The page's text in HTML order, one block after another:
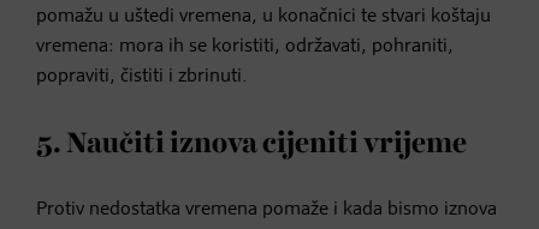
pomažu u uštedi vremena, u konačnici te stvari koštaju
vremena: mora ih se koristiti, održavati, pohraniti,
popraviti, čistiti i zbrinuti.
5. Naučiti iznova cijeniti vrijeme
Protiv nedostatka vremena pomaže i kada bismo iznova